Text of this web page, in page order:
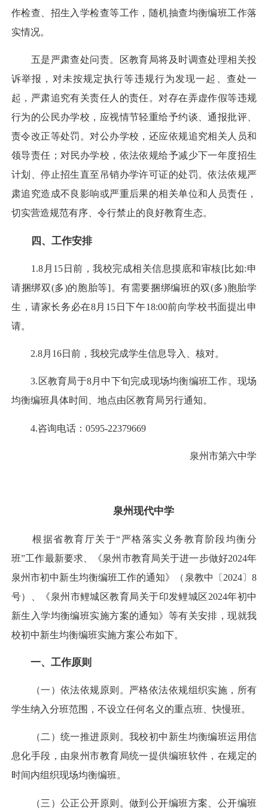
作检查、招生入学检查等工作，随机抽查均衡编班工作落
实情况。
五是严肃查处问责。区教育局将及时调查处理相关投
诉举报，对未按规定执行等违规行为发现一起、查处一
起，严肃追究有关责任人的责任。对存在弄虚作假等违规
行为的公民办学校，应视情节轻重给予约谈、通报批评、
责令改正等处罚。对公办学校，还应依规追究相关人员和
领导责任；对民办学校，依法依规给予减少下一年度招生
计划、停止招生直至吊销办学许可证的处罚。依法依规严
肃追究造成不良影响或严重后果的相关单位和人员责任，
切实营造规范有序、令行禁止的良好教育生态。
四、工作安排
1.8月15日前，我校完成相关信息摸底和审核[比如:申
请捆绑双(多)的胞胎等]。有需要捆绑编班的双(多)胞胎学
生，请家长务必在8月15日下午18:00前向学校书面提出申
请。
2.8月16日前，我校完成学生信息导入、核对。
3.区教育局于8月中下旬完成现场均衡编班工作。现场
均衡编班具体时间、地点由区教育局另行通知。
4.咨询电话：0595-22379669
泉州市第六中学
泉州现代中学
根据省教育厅关于“严格落实义务教育阶段均衡分
班”工作最新要求、《泉州市教育局关于进一步做好2024年
泉州市初中新生均衡编班工作的通知》（泉教中〔2024〕8
号）、《泉州市鲤城区教育局关于印发鲤城区2024年初中
新生入学均衡编班实施方案的通知》等有关安排，现就我
校初中新生均衡编班实施方案公布如下。
一、工作原则
（一）依法依规原则。严格依法依规组织实施，所有
学生纳入分班范围，不设立任何名义的重点班、快慢班。
（二）统一推进原则。我校初中新生均衡编班运用信
息化手段，由泉州市教育局统一提供编班软件，在规定的
时间内组织现场均衡编班。
（三）公正公开原则。做到公开编班方案、公开编班